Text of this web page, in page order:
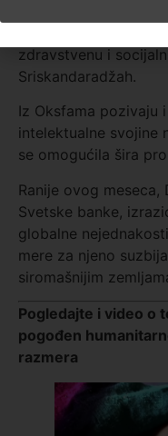
politike koje donose
zdravstvenu i
Sriskandaradžah.
Iz Oksfama pozivaju
intelektualne svojine
se omogućila šira
Ranije ovog meseca,
Svetske banke,
globalne
mere za njeno
siromašnijim
Pogledajte i video o
pogođen
razmera